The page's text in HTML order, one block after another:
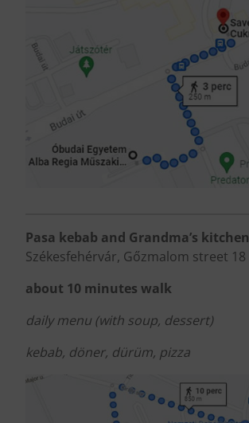
Pasa kebab and Grandma’s kitchen
Székesfehérvár, Gőzmalom street 18
about 10 minutes walk
daily menu (with soup, dessert)
kebab, döner, dürüm, pizza